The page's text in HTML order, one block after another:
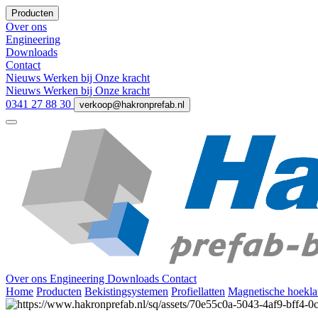
Producten
Over ons
Engineering
Downloads
Contact
Nieuws Werken bij Onze kracht
Nieuws Werken bij Onze kracht
0341 27 88 30
verkoop@hakronprefab.nl
Over ons Engineering Downloads Contact
Home Producten Bekistingsystemen Profiellatten Magnetische